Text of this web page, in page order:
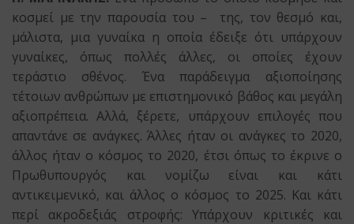
κοσμεί με την παρουσία του – της, τον θεσμό και,
μάλιστα, μια γυναίκα η οποία έδειξε ότι υπάρχουν
γυναίκες, όπως πολλές άλλες, οι οποίες έχουν
τεράστιο σθένος. Ένα παράδειγμα αξιοποίησης
τέτοιων ανθρώπων με επιστημονικό βάθος και μεγάλη
αξιοπρέπεια. Αλλά, ξέρετε, υπάρχουν επιλογές που
απαντάνε σε ανάγκες. Άλλες ήταν οι ανάγκες το 2020,
άλλος ήταν ο κόσμος το 2020, έτσι όπως το έκρινε ο
Πρωθυπουργός και νομίζω είναι και κάτι
αντικειμενικό, και άλλος ο κόσμος το 2025. Και κάτι
περί ακροδεξιάς στροφής: Υπάρχουν κριτικές και